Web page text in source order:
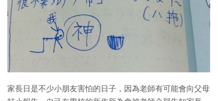
家長日是不少小朋友害怕的日子，因為老師有可能會向父母